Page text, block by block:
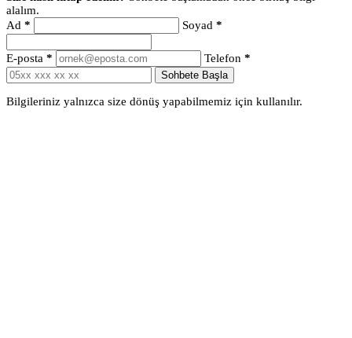
alalım.
Ad * Soyad *
E-posta * Telefon *
Sohbete Başla
Bilgileriniz yalnızca size dönüş yapabilmemiz için kullanılır.